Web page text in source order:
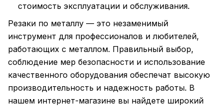
стоимость эксплуатации и обслуживания.
Резаки по металлу — это незаменимый
инструмент для профессионалов и любителей,
работающих с металлом. Правильный выбор,
соблюдение мер безопасности и использование
качественного оборудования обеспечат высокую
производительность и надежность работы. В
нашем интернет-магазине вы найдете широкий